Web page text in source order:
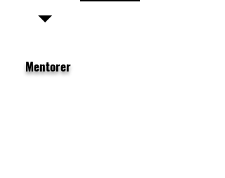
Mentorer